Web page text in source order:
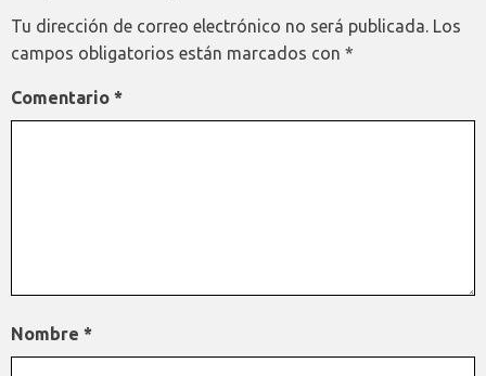
Tu dirección de correo electrónico no será publicada. Los
campos obligatorios están marcados con *
Comentario *
Nombre *